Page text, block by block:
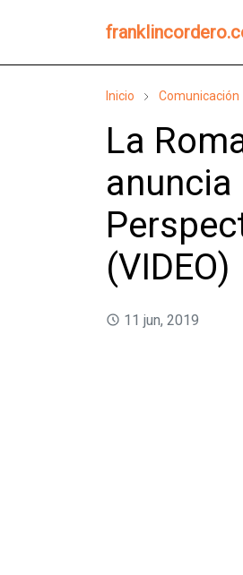
Inicio Comunicación
La
(VIDEO)
11 jun, 2019